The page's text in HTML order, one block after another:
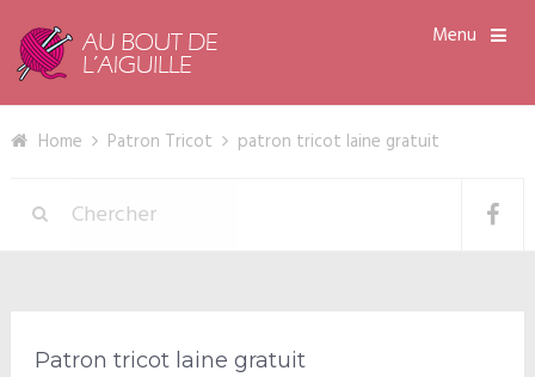
Menu
Home Patron Tricot patron tricot laine gratuit
Patron tricot laine gratuit